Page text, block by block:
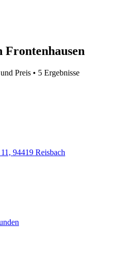
Frontenhausen
Preis • 5 Ergebnisse
94419 Reisbach